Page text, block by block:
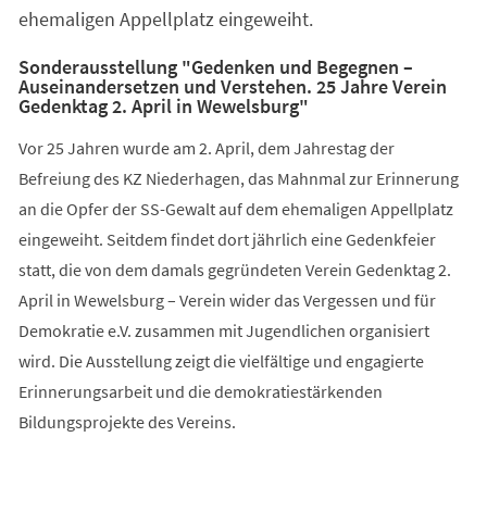
ehemaligen Appellplatz eingeweiht.
Sonderausstellung "Gedenken und Begegnen –
Auseinandersetzen und Verstehen. 25 Jahre Verein
Gedenktag 2. April in Wewelsburg"
Vor 25 Jahren wurde am 2. April, dem Jahrestag der
Befreiung des KZ Niederhagen, das Mahnmal zur Erinnerung
an die Opfer der SS-Gewalt auf dem ehemaligen Appellplatz
eingeweiht. Seitdem findet dort jährlich eine Gedenkfeier
statt, die von dem damals gegründeten Verein Gedenktag 2.
April in Wewelsburg – Verein wider das Vergessen und für
Demokratie e.V. zusammen mit Jugendlichen organisiert
wird. Die Ausstellung zeigt die vielfältige und engagierte
Erinnerungsarbeit und die demokratiestärkenden
Bildungsprojekte des Vereins.